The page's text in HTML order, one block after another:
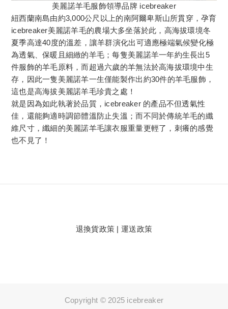
美麗諾羊毛服飾領導品牌 icebreaker
紐西蘭南島由約3,000公尺以上的南阿爾卑斯山所貫穿，孕育
icebreaker美麗諾羊毛的農場大多坐落於此，高海拔環境冬
夏季高達40度的溫差，讓羊群演化出可適應極端氣候變化極
為透氣、保暖且細緻的羊毛；每隻美麗諾羊一年約生長出5
件服飾的羊毛原料，而超過六歲的羊無法於高海拔環境中生
存，因此一隻美麗諾羊一生僅能製作出約30件的羊毛服飾，
這也是高海拔美麗諾羊毛珍貴之處！
就是因為如此執著於品質，icebreaker 的產品不但透氣性
佳，還能夠適時調節體溫防止失溫；而不同於傳統羊毛的纖
維尺寸，纖細的美麗諾羊毛讓衣服重量更輕了，刺癢的感覺
也不見了！
退換貨政策 |運送政策
Copyright © 2025 icebreaker